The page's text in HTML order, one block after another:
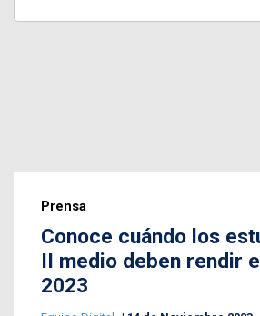
Prensa
Conoce cuándo los
II medio deben rendir
2023